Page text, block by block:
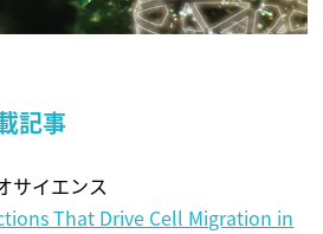
記事
サイエンス
That Drive Cell Migration in